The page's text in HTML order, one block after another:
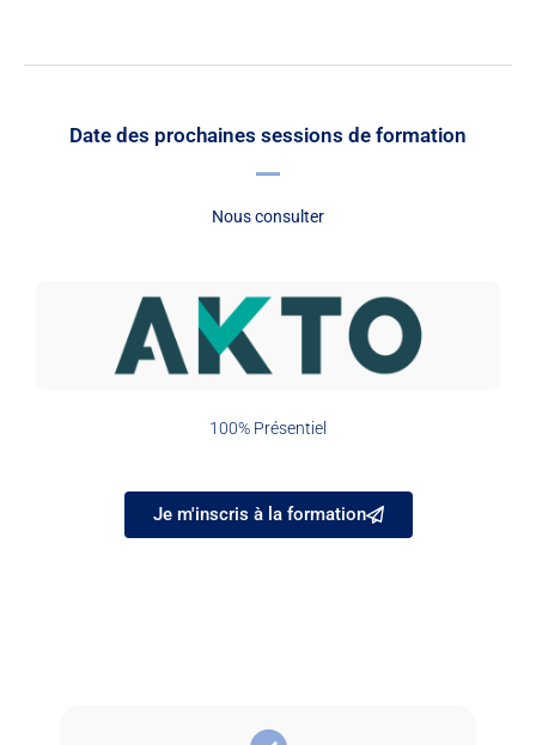
Date des prochaines sessions de formation
Nous consulter
100% Présentiel
Je m'inscris à la formation